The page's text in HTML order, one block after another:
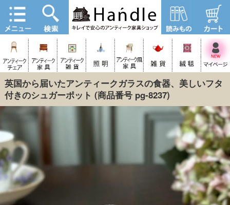
英国から届いたアンティークガラスの食器、美しいフタ
付きのシュガーポット (商品番号 pg-8237)